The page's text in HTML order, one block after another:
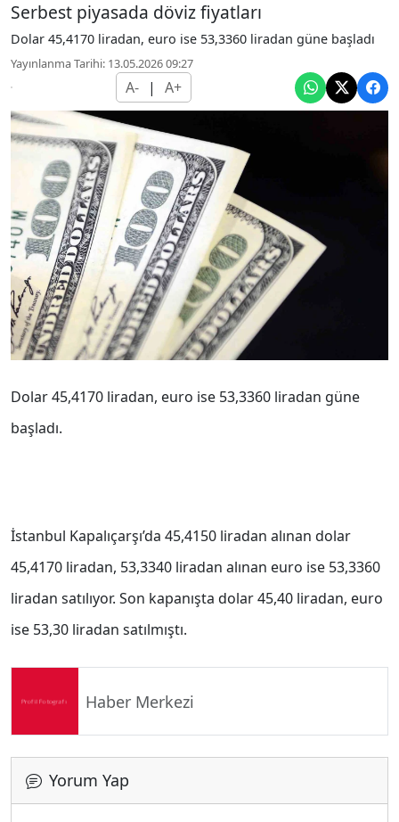
Serbest piyasada döviz fiyatları
Dolar 45,4170 liradan, euro ise 53,3360 liradan güne başladı
Yayınlanma Tarihi: 13.05.2026 09:27
A- | A+
Dolar 45,4170 liradan, euro ise 53,3360 liradan güne
başladı.
İstanbul Kapalıçarşı’da 45,4150 liradan alınan dolar
45,4170 liradan, 53,3340 liradan alınan euro ise 53,3360
liradan satılıyor. Son kapanışta dolar 45,40 liradan, euro
ise 53,30 liradan satılmıştı.
Haber Merkezi
Yorum Yap